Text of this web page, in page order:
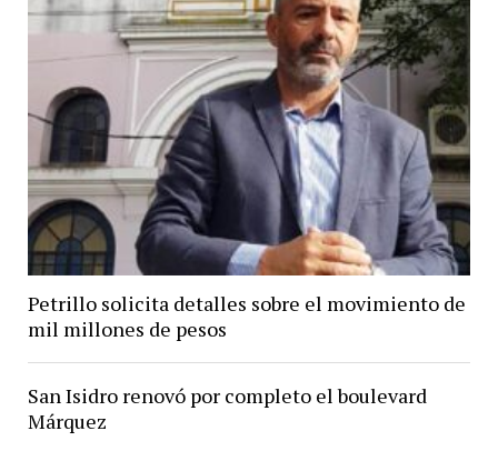
Petrillo solicita detalles sobre el movimiento de
mil millones de pesos
San Isidro renovó por completo el boulevard
Márquez